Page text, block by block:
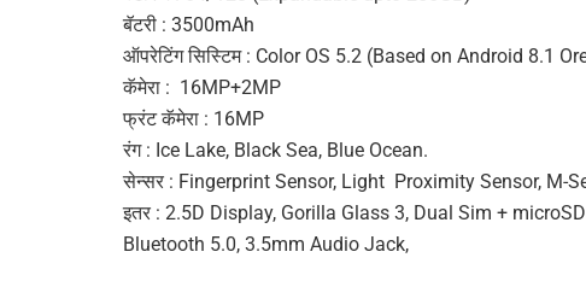
बॅटरी : 3500mAh
ऑपरेटिंग सिस्टिम : Color OS 5.2 (Based on Android 8.1
कॅमेरा : 16MP+2MP
फ्रंट कॅमेरा : 16MP
रंग : Ice Lake, Black Sea, Blue Ocean.
सेन्सर : Fingerprint Sensor, Light Proximity Sensor, M-
इतर : 2.5D Display, Gorilla Glass 3, Dual Sim +
Bluetooth 5.0, 3.5mm Audio Jack,